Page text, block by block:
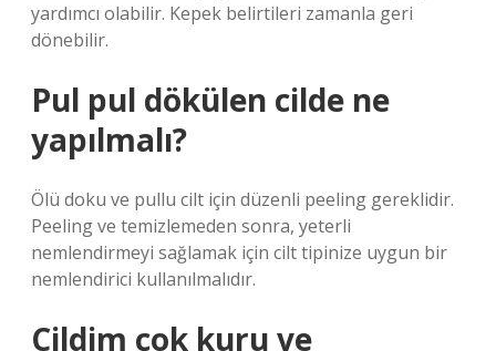
yardımcı olabilir. Kepek belirtileri zamanla geri
dönebilir.
Pul pul dökülen cilde ne
yapılmalı?
Ölü doku ve pullu cilt için düzenli peeling gereklidir.
Peeling ve temizlemeden sonra, yeterli
nemlendirmeyi sağlamak için cilt tipinize uygun bir
nemlendirici kullanılmalıdır.
Cildim çok kuru ve